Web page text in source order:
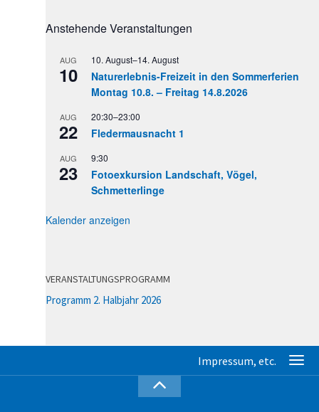
Anstehende Veranstaltungen
AUG
10
10. August–14. August
Naturerlebnis-Freizeit in den Sommerferien
Montag 10.8. – Freitag 14.8.2026
AUG
22
20:30–23:00
Fledermausnacht 1
AUG
23
9:30
Fotoexkursion Landschaft, Vögel,
Schmetterlinge
Kalender anzeigen
VERANSTALTUNGSPROGRAMM
Programm 2. Halbjahr 2026